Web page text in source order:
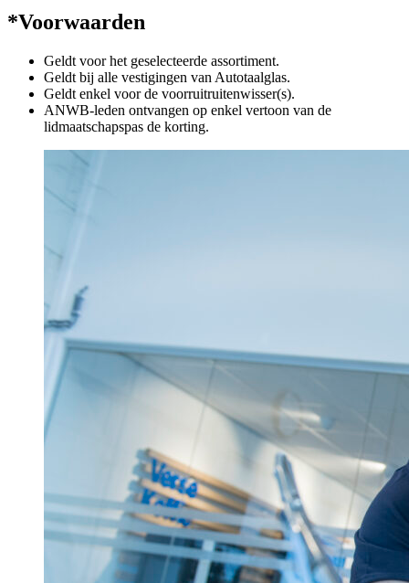
*Voorwaarden
Geldt voor het geselecteerde assortiment.
Geldt bij alle vestigingen van Autotaalglas.
Geldt enkel voor de voorruitruitenwisser(s).
ANWB-leden ontvangen op enkel vertoon van de
lidmaatschapspas de korting.